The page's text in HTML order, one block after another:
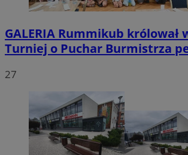
GALERIA Rummikub królował
Turniej o Puchar Burmistrza
27